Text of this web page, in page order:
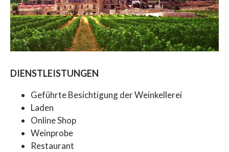
DIENSTLEISTUNGEN
Geführte Besichtigung der Weinkellerei
Laden
Online Shop
Weinprobe
Restaurant